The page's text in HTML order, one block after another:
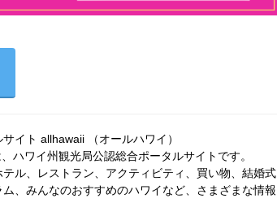
イト allhawaii （オールハワイ）
ハワイ州観光局公認総合ポータルサイトです。
ル、レストラン、アクティビティ、買い物、結婚式
、みんなのおすすめのハワイなど、さまざまな情報